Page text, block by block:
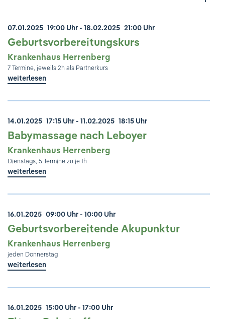
07.01.2025 19:00 Uhr - 18.02.2025 21:00 Uhr
Geburtsvorbereitungskurs
Krankenhaus Herrenberg
7 Termine, jeweils 2h als Partnerkurs
weiterlesen
14.01.2025 17:15 Uhr - 11.02.2025 18:15 Uhr
Babymassage nach Leboyer
Krankenhaus Herrenberg
Dienstags, 5 Termine zu je 1h
weiterlesen
16.01.2025 09:00 Uhr - 10:00 Uhr
Geburtsvorbereitende Akupunktur
Krankenhaus Herrenberg
jeden Donnerstag
weiterlesen
16.01.2025 15:00 Uhr - 17:00 Uhr